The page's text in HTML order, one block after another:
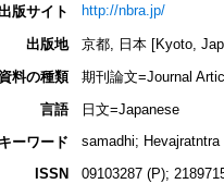
版サイト
http://nbra.jp/
出版地
京都, 日本 [Kyoto,
資料の種類
期刊論文=Journal
言語
日文=Japanese
キーワード
samadhi; Hevajratntra
ISSN
09103287 (P);